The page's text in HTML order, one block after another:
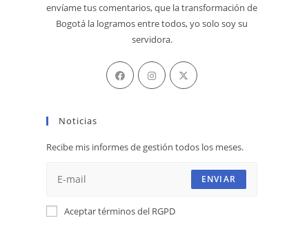
envíame tus comentarios, que la transformación de
Bogotá la logramos entre todos, yo solo soy su
servidora.
Se
abre
pestaña
Se
abre
Se
Noticias
Recibe mis informes de gestión todos los meses.
ENVIAR
Aceptar términos del RGPD